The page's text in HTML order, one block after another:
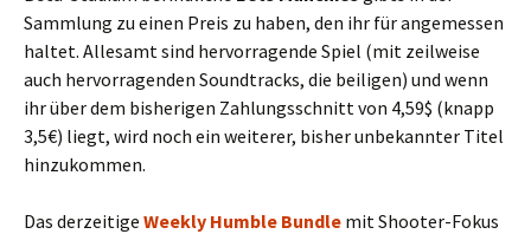
Sammlung zu einen Preis zu haben, den ihr für angemessen
haltet. Allesamt sind hervorragende Spiel (mit zeilweise
auch hervorragenden Soundtracks, die beiligen) und wenn
ihr über dem bisherigen Zahlungsschnitt von 4,59$ (knapp
3,5€) liegt, wird noch ein weiterer, bisher unbekannter Titel
hinzukommen.
Das derzeitige Weekly Humble Bundle mit Shooter-Fokus